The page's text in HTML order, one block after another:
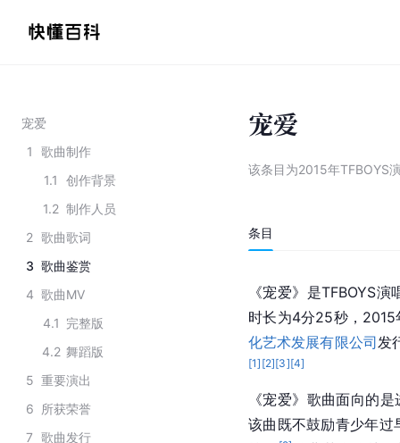
宠爱
1
歌曲制作
1.1
创作背景
1.2 制作人员
2 歌曲歌词
3 歌曲鉴赏
4 歌曲MV
4.1 完整版
4.2 舞蹈版
5 重要演出
6 所获荣誉
7 歌曲发行
宠爱
该条目为2015年TFBOYS
条目
《宠爱》是TFBOYS
时长为4分25秒，
化艺术发展有限公司发
[1] [2][3][4]
《宠爱》歌曲面向的
该曲既不鼓励青少年过